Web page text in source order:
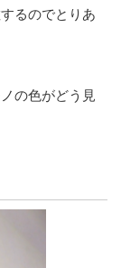
るのでとりあ
の色がどう見